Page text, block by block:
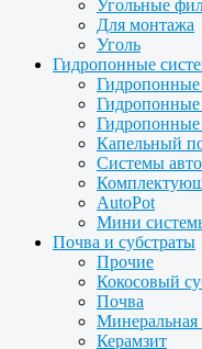
Угольные
Для монтажа
Уголь
Гидропонные
Капельный
Системы
AutoPot
Мини
Почва и субстраты
Прочие
Кокосовый
Почва
Минеральная
Керамзит